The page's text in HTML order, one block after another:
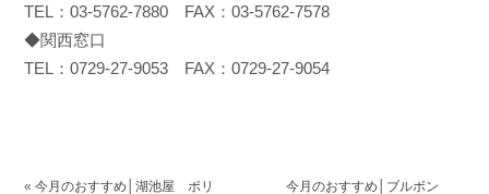
TEL：03-5762-7880 FAX：03-5762-7578
◆関西窓口
TEL：0729-27-9053 FAX：0729-27-9054
« 今月のおすすめ│湖池屋 ポリ
今月のおすすめ│ブルボン